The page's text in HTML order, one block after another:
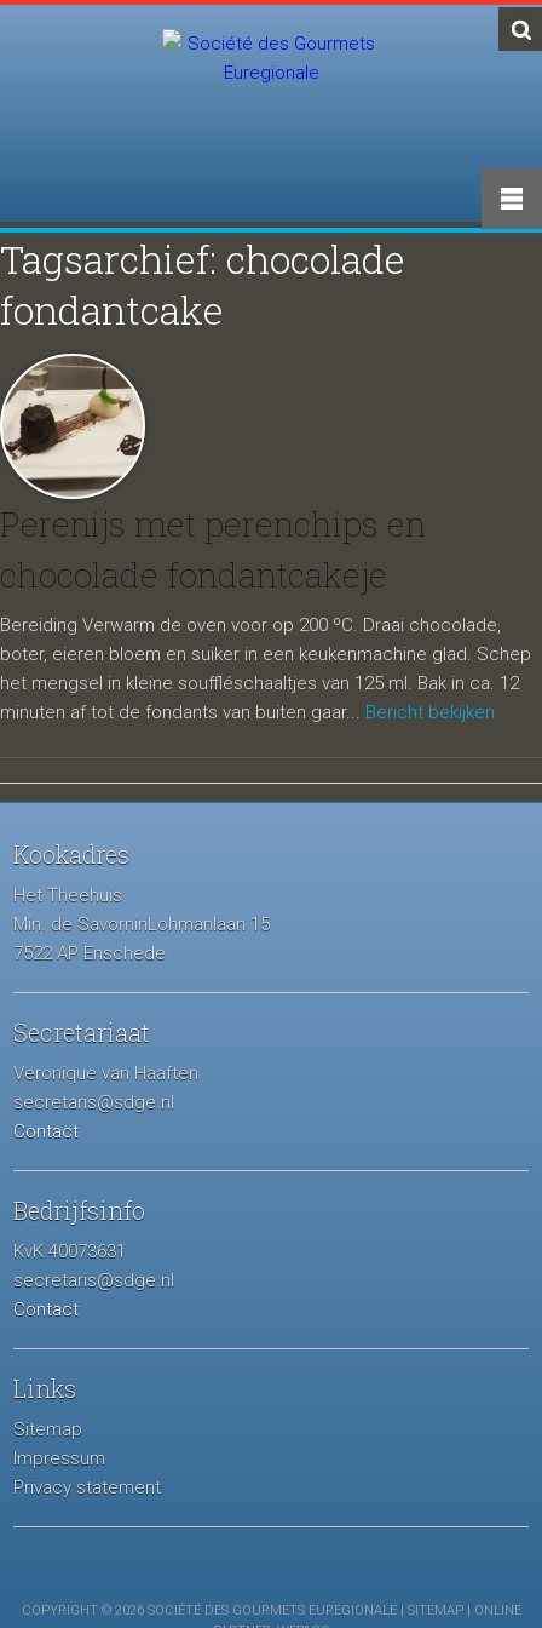
Tagsarchief: chocolade
fondantcake
Perenijs met perenchips en
chocolade fondantcakeje
Bereiding Verwarm de oven voor op 200 ºC. Draai chocolade,
boter, eieren bloem en suiker in een keukenmachine glad. Schep
het mengsel in kleine souffléschaaltjes van 125 ml. Bak in ca. 12
minuten af tot de fondants van buiten gaar... Bericht bekijken
Kookadres
Het Theehuis
Min. de SavorninLohmanlaan 15
7522 AP Enschede
Secretariaat
Veronique van Haaften
secretaris@sdge.nl
Contact
Bedrijfsinfo
KvK 40073631
secretaris@sdge.nl
Contact
Links
Sitemap
Impressum
Privacy statement
COPYRIGHT © 2026 SOCIÉTÉ DES GOURMETS EUREGIONALE | SITEMAP| ONLINE